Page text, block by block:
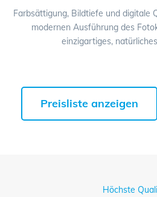
Farbsättigung, Bildtiefe und digitale
modernen Ausführung des
einzigartiges,
Preisliste anzeigen
Höchste